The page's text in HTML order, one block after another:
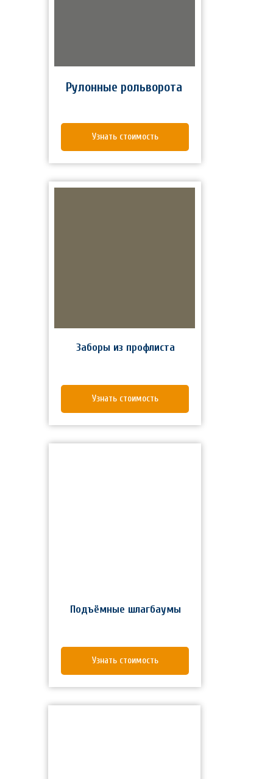
Узнать стоимость
Рулонные рольворота
Узнать стоимость
Заборы из профлиста
Узнать стоимость
Подъёмные шлагбаумы